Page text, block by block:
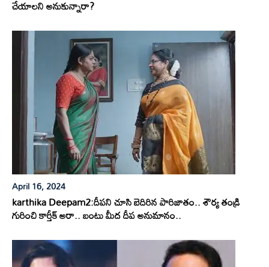
చేయాలని అనుకున్నారా?
April 16, 2024
karthika Deepam2:దీపని చూసి బెదిరిన పారిజాతం.. శౌర్య తండ్రి
గురించి కార్తీక్ అరా.. బంటు మీద దీప అనుమానం..